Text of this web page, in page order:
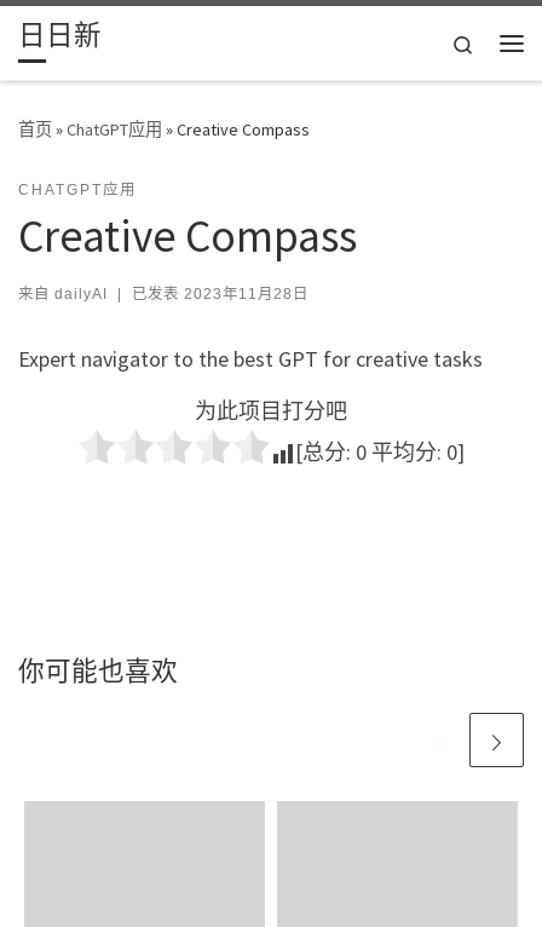
Skip to content
日日新
Search
首页»ChatGPT应用 »Creative Compass
CHATGPT应用
Creative Compass
来自 dailyAI | 已发表 2023年11月28日
Expert navigator to the best GPT for creative tasks
为此项目打分吧
[总分: 0 平均分: 0]
你可能也喜欢